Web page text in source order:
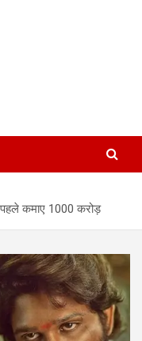
पहले कमाए 1000 करोड़